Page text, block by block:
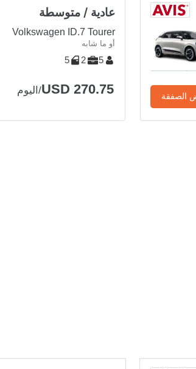
الصفقة
عادية / متوسطة
Volkswagen ID.7 Tourer
أو ما شابه
5
2
5
USD 270.75/اليوم